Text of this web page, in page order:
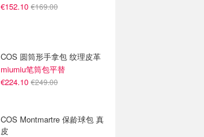
€152.10 €169.00
COS 圆筒形手拿包 纹理皮革
miumiu笔筒包平替
€224.10 €249.00
COS Montmartre 保龄球包 真
皮